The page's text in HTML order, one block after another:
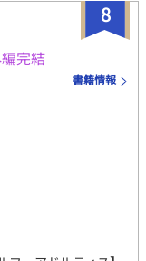
8
完結
書籍情報